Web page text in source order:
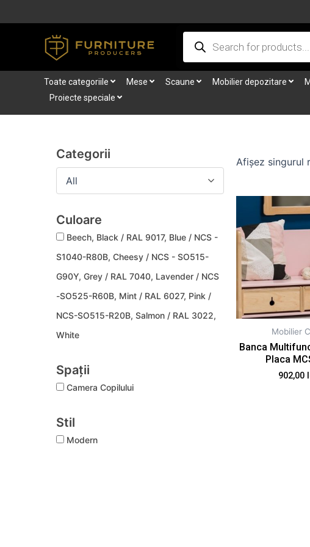
to
Products
search
Toate categoriile Mese Scaune Mobilier depozitare
Proiecte speciale
Categorii
All
Culoare
Beech, Black / RAL 9017, Blue / NCS -
S1040-R80B, Cheesy / NCS - SO515-
G90Y, Grey / RAL 7040, Lavender / NCS
-SO525-R60B, Mint / RAL 6027, Pink /
NCS-SO515-R20B, Salmon / RAL 3022,
White
Spații
Camera Copilului
Stil
Modern
Afișez singurul
Mobilier
Banca
Placa
902,00